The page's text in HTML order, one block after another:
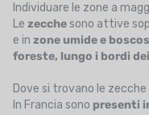
Individuare le zone a
Le zecchesono attive
e in zone umide e
foreste, lungo i bordi
Dove si trovano le zecche
In Francia sono presenti